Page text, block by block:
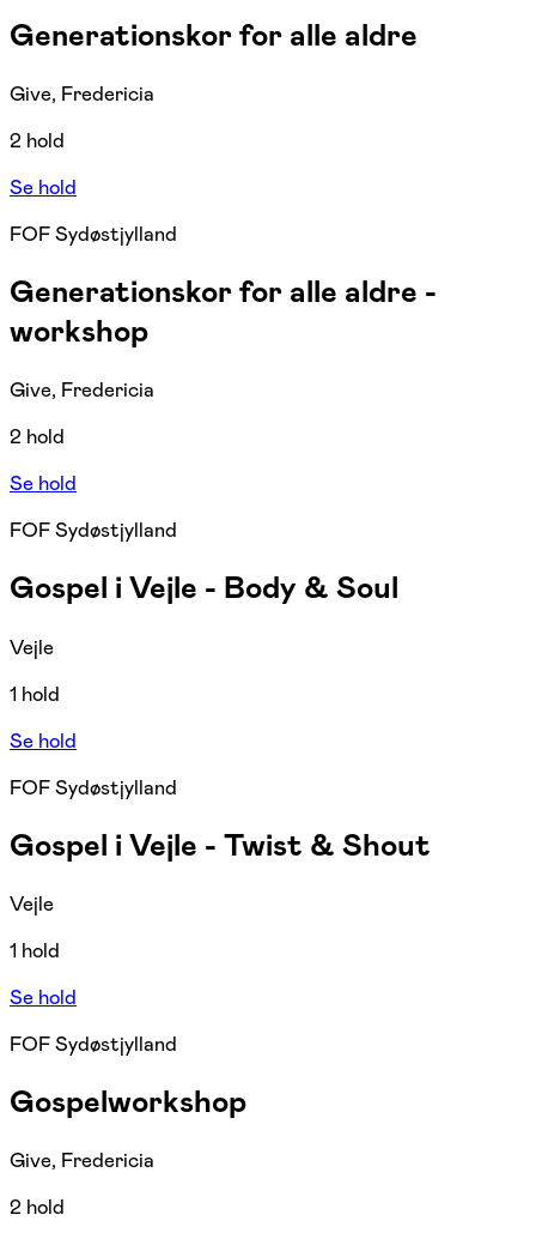
Generationskor for alle aldre
Give, Fredericia
2 hold
Se hold
FOF Sydøstjylland
Generationskor for alle aldre -
workshop
Give, Fredericia
2 hold
Se hold
FOF Sydøstjylland
Gospel i Vejle - Body & Soul
Vejle
1 hold
Se hold
FOF Sydøstjylland
Gospel i Vejle - Twist & Shout
Vejle
1 hold
Se hold
FOF Sydøstjylland
Gospelworkshop
Give, Fredericia
2 hold